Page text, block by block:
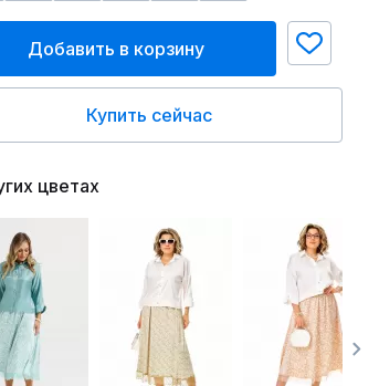
Добавить в корзину
Купить сейчас
цветах